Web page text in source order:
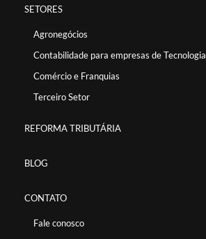
SETORES
Agronegócios
Contabilidade para empresas de Tecnologia
Comércio e Franquias
Terceiro Setor
REFORMA TRIBUTÁRIA
BLOG
CONTATO
Fale conosco